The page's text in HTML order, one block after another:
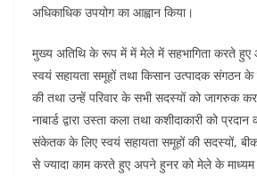
अधिकाधिक उपयोग का आह्वान किया।
मुख्य अतिथि के रूप में में मेले में सहभागिता करते
स्वयं सहायता समूहों तथा किसान उत्पादक संगठन
की तथा उन्हें परिवार के सभी सदस्यों को जागरुक
नाबार्ड द्वारा उस्ता कला तथा कशीदाकारी को
संकेतक के लिए स्वयं सहायता समूहों की सदस्यों,
से ज्यादा काम करते हुए अपने हुनर को मेले के